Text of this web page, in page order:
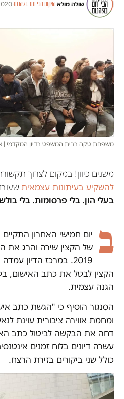
שולה מולא·המקום הכי חם בגיהנום·
משפחת טקה בבית המשפט בדיון המקדמי |
משנים כיוון! במקום לצרוך
להשקיע בעיתונות עצמאית
בעלי הון. בלי פרסומות. בלי
ב יום חמישי האחרון
של הקצין שירה והרג את
2019. במרכז הדיון
הקצין לבטל את כתב האישום,
הגנה עצמית.
הסנגור הוסיף כי "הגשת כתב
ומחמת אווירה ציבורית עוינת
דחה את הבקשה לביטול כתב
עשרה דיונים בלוח זמנים
כולל שני ביקורים בזירת הרצח.